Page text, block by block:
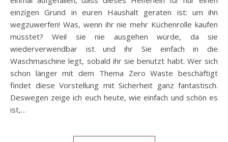
einzigen Grund in euren Haushalt geraten ist: um ihn
wegzuwerfen! Was, wenn ihr nie mehr Küchenrolle kaufen
müsstet? Weil sie nie ausgehen würde, da sie
wiederverwendbar ist und ihr Sie einfach in die
Waschmaschine legt, sobald ihr sie benutzt habt. Wer sich
schon länger mit dem Thema Zero Waste beschäftigt
findet diese Vorstellung mit Sicherheit ganz fantastisch.
Deswegen zeige ich euch heute, wie einfach und schön es
ist,…